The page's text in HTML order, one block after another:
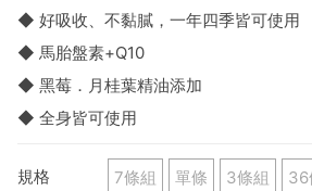
◆ 好吸收、不黏膩，一年四季皆可使用
◆ 馬胎盤素+Q10
◆ 黑莓．月桂葉精油添加
◆ 全身皆可使用
規格 7條組 單條 3條組 36